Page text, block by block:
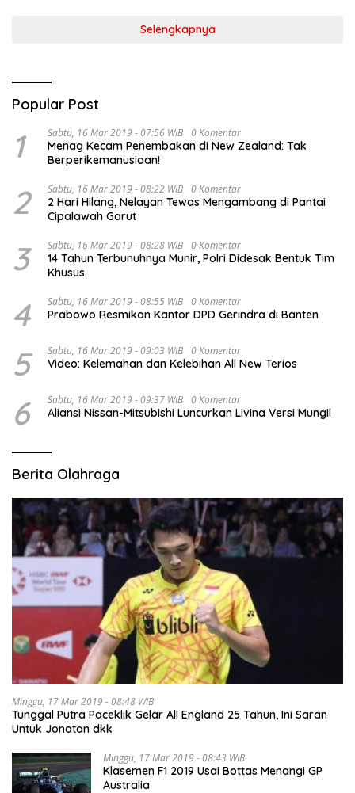
Selengkapnya
Popular Post
1 Sabtu, 16 Mar 2019 - 07:56 WIB 0 Komentar
Menag Kecam Penembakan di New Zealand: Tak
Berperikemanusiaan!
2 Sabtu, 16 Mar 2019 - 08:22 WIB 0 Komentar
2 Hari Hilang, Nelayan Tewas Mengambang di Pantai
Cipalawah Garut
3 Sabtu, 16 Mar 2019 - 08:28 WIB 0 Komentar
14 Tahun Terbunuhnya Munir, Polri Didesak Bentuk Tim
Khusus
4 Sabtu, 16 Mar 2019 - 08:55 WIB 0 Komentar
Prabowo Resmikan Kantor DPD Gerindra di Banten
5 Sabtu, 16 Mar 2019 - 09:03 WIB 0 Komentar
Video: Kelemahan dan Kelebihan All New Terios
6 Sabtu, 16 Mar 2019 - 09:37 WIB 0 Komentar
Aliansi Nissan-Mitsubishi Luncurkan Livina Versi Mungil
Berita Olahraga
Minggu, 17 Mar 2019 - 08:48 WIB
Tunggal Putra Paceklik Gelar All England 25 Tahun, Ini Saran
Untuk Jonatan dkk
Minggu, 17 Mar 2019 - 08:43 WIB
Klasemen F1 2019 Usai Bottas Menangi GP
Australia